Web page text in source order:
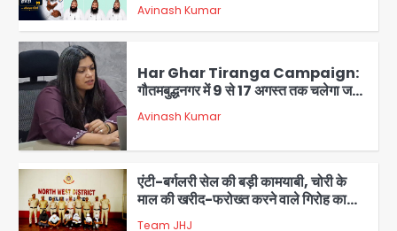
5
कराई FIR, NSA की मांग
Avinash Kumar
1
Har Ghar Tiranga Campaign:
गौतमबुद्धनगर में 9 से 17 अगस्त तक चलेगा जन-
जागरूकता महाअभियान, डीएम ने की समीक्षा
बैठक
Avinash Kumar
एंटी-बर्गलरी सेल की बड़ी कामयाबी, चोरी के
माल की खरीद-फरोख्त करने वाले गिरोह का
भंडाफोड़
Team JHJ